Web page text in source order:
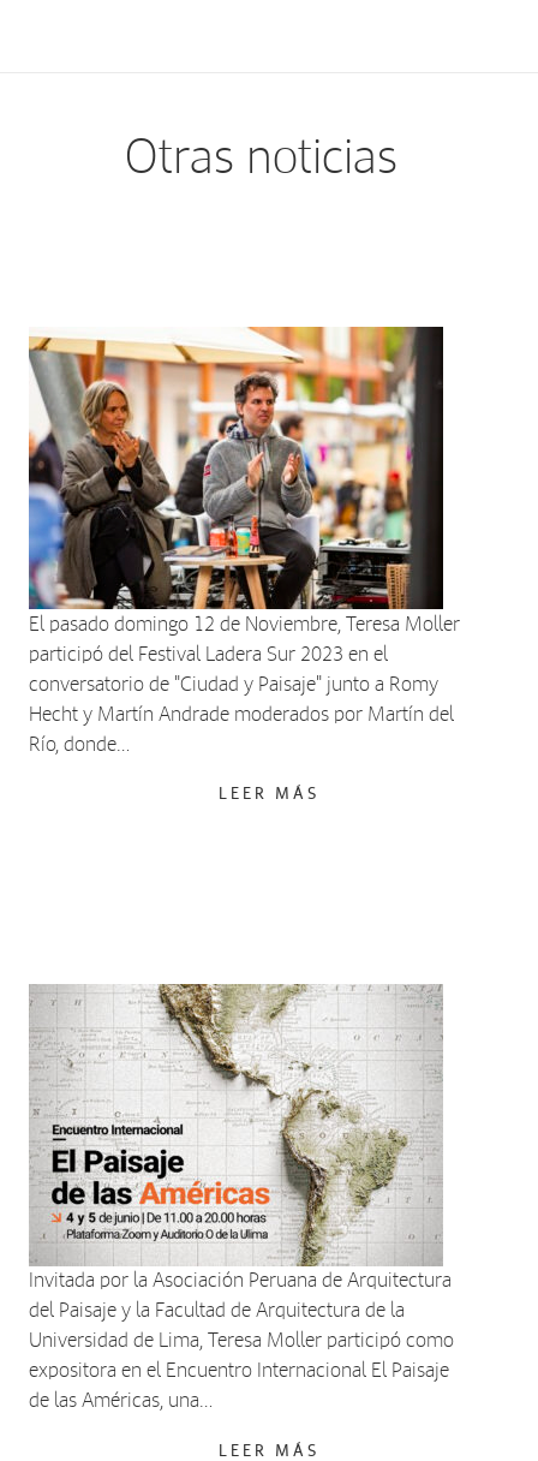
Otras noticias
El pasado domingo 12 de Noviembre, Teresa Moller
participó del Festival Ladera Sur 2023 en el
conversatorio de "Ciudad y Paisaje" junto a Romy
Hecht y Martín Andrade moderados por Martín del
Río, donde…
LEER MÁS
Invitada por la Asociación Peruana de Arquitectura
del Paisaje y la Facultad de Arquitectura de la
Universidad de Lima, Teresa Moller participó como
expositora en el Encuentro Internacional El Paisaje
de las Américas, una…
LEER MÁS